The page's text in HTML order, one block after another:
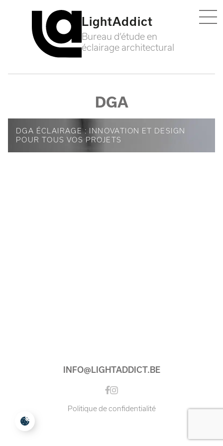
LightAddict
Bureau d’étude en
éclairage architectural
DGA
DGA ÉCLAIRAGE : INNOVATION ET DESIGN
POUR TOUS VOS PROJETS
INFO@LIGHTADDICT.BE
Politique de confidentialité